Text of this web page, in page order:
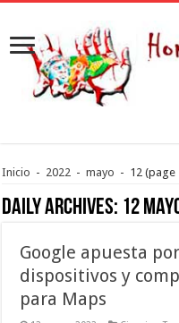
Inicio - 2022 - mayo - 12 (page
Daily Archives: 12
Google apuesta
dispositivos y
para Maps